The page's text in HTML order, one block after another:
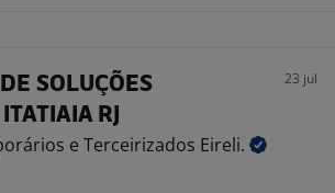
SOLUÇÕES
RJ
23 jul
e Terceirizados Eireli.